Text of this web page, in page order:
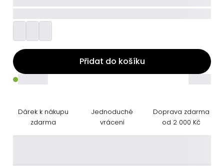
Přidat do košíku
Dárek k nákupu
zdarma
Jednoduché
vrácení
Doprava zdarma
od 2 000 Kč